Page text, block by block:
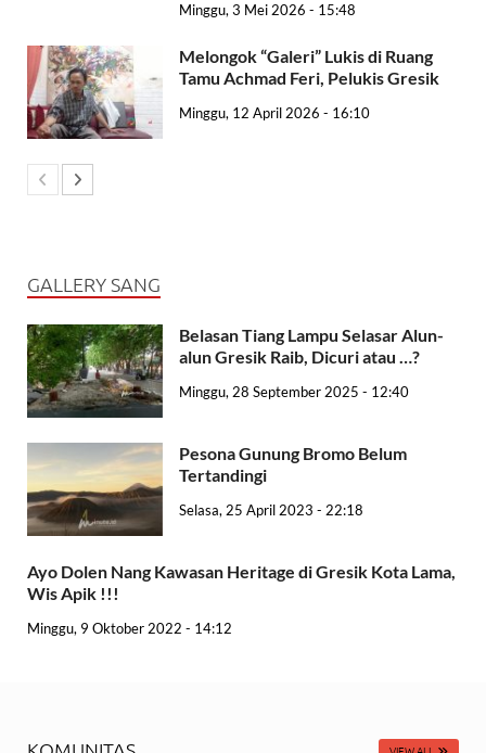
Minggu, 3 Mei 2026 - 15:48
Melongok “Galeri” Lukis di Ruang
Tamu Achmad Feri, Pelukis Gresik
Minggu, 12 April 2026 - 16:10
GALLERY SANG
Belasan Tiang Lampu Selasar Alun-
alun Gresik Raib, Dicuri atau …?
Minggu, 28 September 2025 - 12:40
Pesona Gunung Bromo Belum
Tertandingi
Selasa, 25 April 2023 - 22:18
Ayo Dolen Nang Kawasan Heritage di Gresik Kota Lama,
Wis Apik !!!
Minggu, 9 Oktober 2022 - 14:12